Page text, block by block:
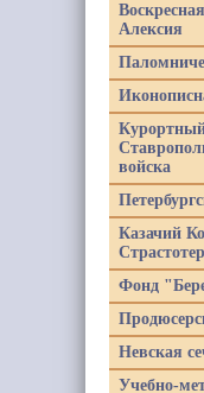
Алексия
войска
Казачий
Фонд
Невская
Учебно-